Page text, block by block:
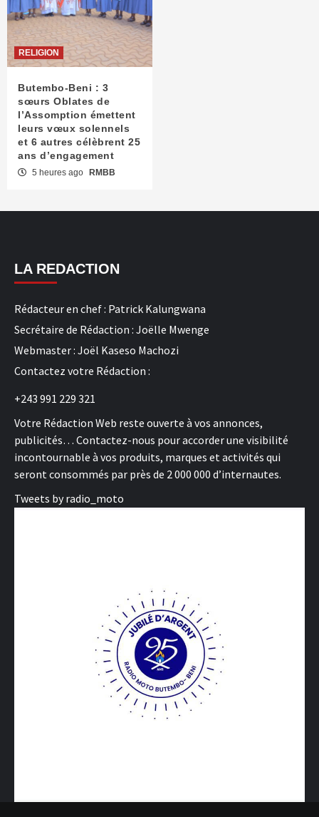
RELIGION
Butembo-Beni : 3
sœurs Oblates de
l’Assomption émettent
leurs vœux solennels
et 6 autres célèbrent 25
ans d’engagement
5 heures ago RMBB
LA REDACTION
Rédacteur en chef : Patrick Kalungwana
Secrétaire de Rédaction : Joëlle Mwenge
Webmaster : Joël Kaseso Machozi
Contactez votre Rédaction :
+243 991 229 321
Votre Rédaction Web reste ouverte à vos annonces,
publicités… Contactez-nous pour accorder une visibilité
incontournable à vos produits, marques et activités qui
seront consommés par près de 2 000 000 d’internautes.
Tweets by radio_moto